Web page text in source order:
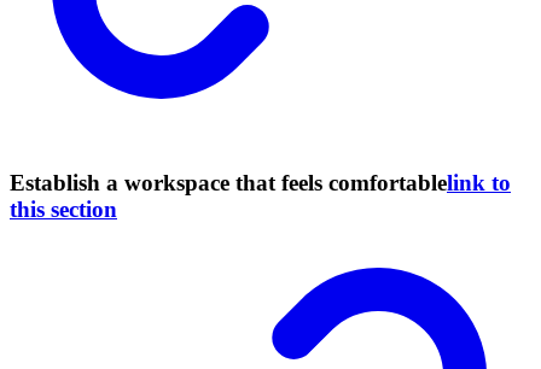
Establish a workspace that feels comfortablelink to
this section